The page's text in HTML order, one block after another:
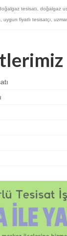
tesisatı doğalgaz
uygun fiyatlı tesisatçı